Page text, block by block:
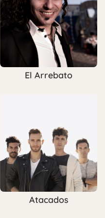
El Arrebato
Atacados